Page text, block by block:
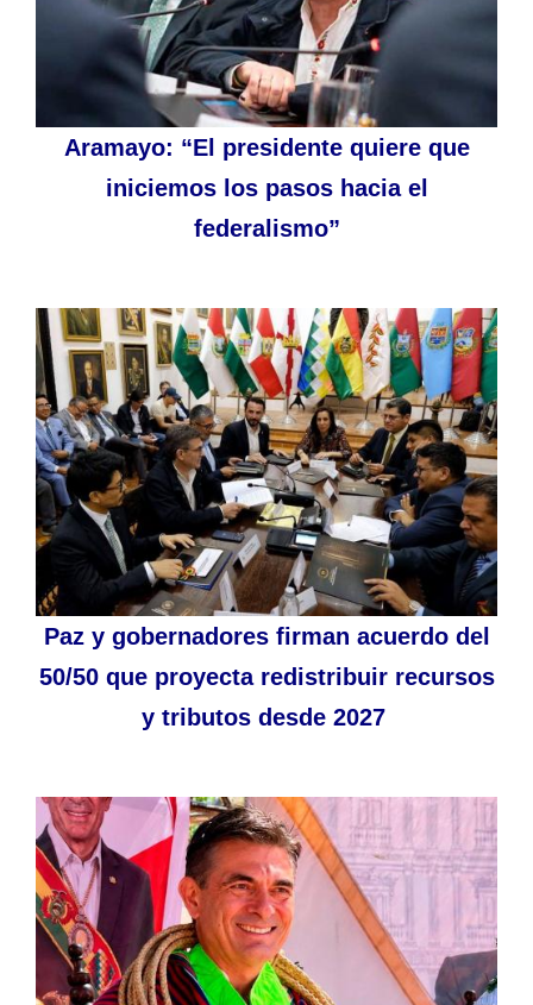
Aramayo: “El presidente quiere que
iniciemos los pasos hacia el
federalismo”
Paz y gobernadores firman acuerdo del
50/50 que proyecta redistribuir recursos
y tributos desde 2027